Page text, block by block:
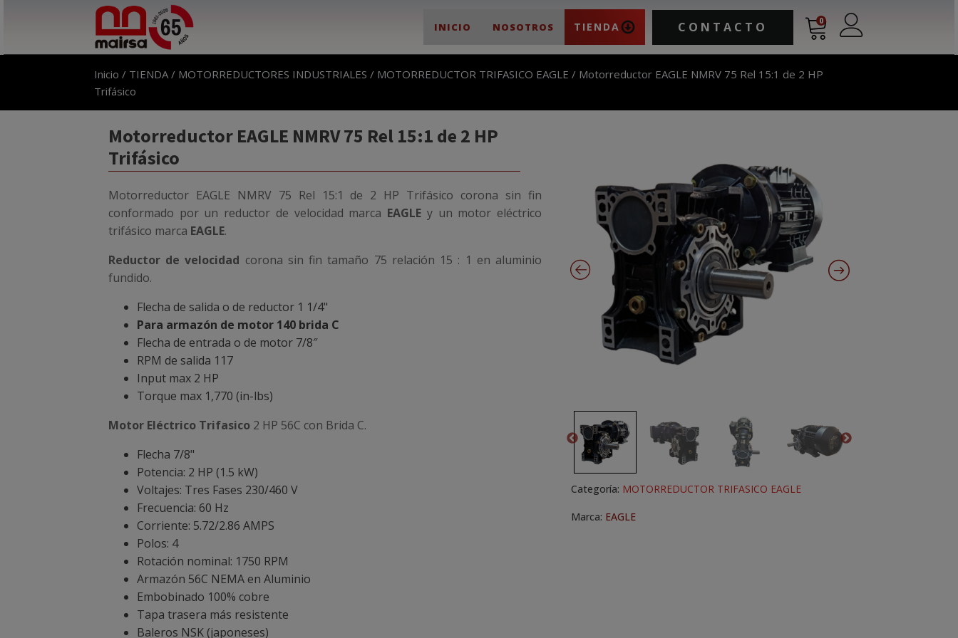
INICIO NOSOTROS TIENDA CONTACTO 0
Inicio / TIENDA/ MOTORREDUCTORES INDUSTRIALES / MOTORREDUCTOR TRIFASICO EAGLE / Motorreductor EAGLE NMRV 75 Rel 15:1 de 2 HP
Trifásico
Motorreductor EAGLE NMRV 75 Rel 15:1 de 2 HP
Trifásico
Motorreductor EAGLE NMRV 75 Rel 15:1 de 2 HP Trifásico corona sin fin
conformado por un reductor de velocidad marca EAGLE y un motor eléctrico
trifásico marca EAGLE.
Reductor de velocidad corona sin fin tamaño 75 relación 15 : 1 en aluminio
fundido.
Flecha de salida o de reductor 1 1/4"
Para armazón de motor 140 brida C
Flecha de entrada o de motor 7/8″
RPM de salida 117
Input max 2 HP
Torque max 1,770 (in-lbs)
Motor Eléctrico Trifasico 2 HP 56C con Brida C.
Flecha 7/8"
Potencia: 2 HP (1.5 kW)
Voltajes: Tres Fases 230/460 V
Frecuencia: 60 Hz
Corriente: 5.72/2.86 AMPS
Polos: 4
Rotación nominal: 1750 RPM
Armazón 56C NEMA en Aluminio
Embobinado 100% cobre
Tapa trasera más resistente
Baleros NSK (japoneses)
Categoría: MOTORREDUCTOR TRIFASICO EAGLE
Marca: EAGLE